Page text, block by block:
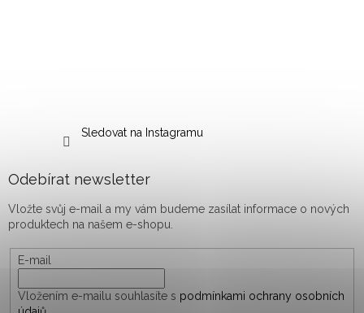
Sledovat na Instagramu
Odebírat newsletter
Vložte svůj e-mail a my vám budeme zasílat informace o nových
produktech na našem e-shopu.
E-mail
Vložením e-mailu souhlasíte s podmínkami ochrany osobních